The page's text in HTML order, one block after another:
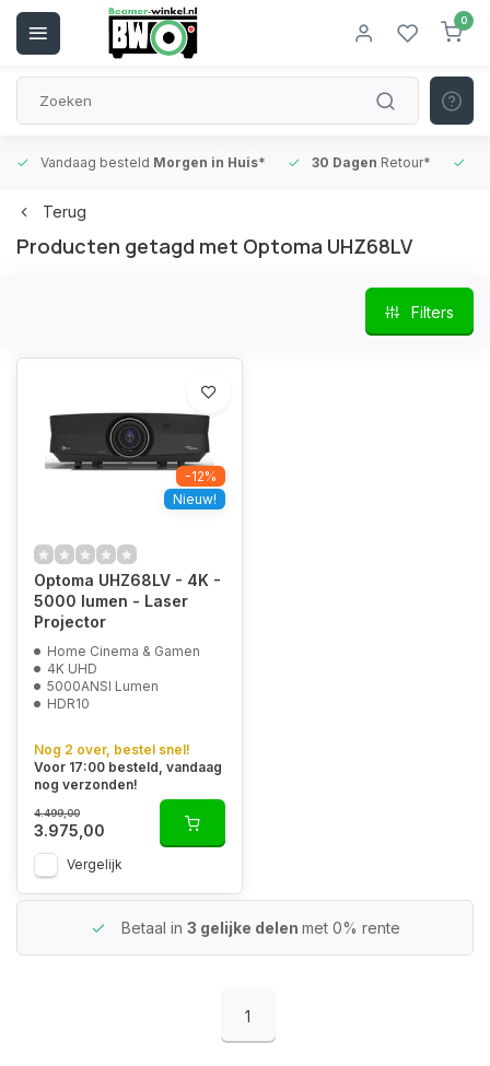
0
Vandaag besteld Morgen in Huis* 30 Dagen Retour*
Terug
Producten getagd met Optoma UHZ68LV
Filters
-12%
Nieuw!
Optoma UHZ68LV - 4K -
5000 lumen - Laser
Projector
Home Cinema & Gamen
4K UHD
5000ANSI Lumen
HDR10
Nog 2 over, bestel snel!
Voor 17:00 besteld, vandaag
nog verzonden!
4.499,00
3.975,00
Vergelijk
Betaal in 3 gelijke delen met 0% rente
1